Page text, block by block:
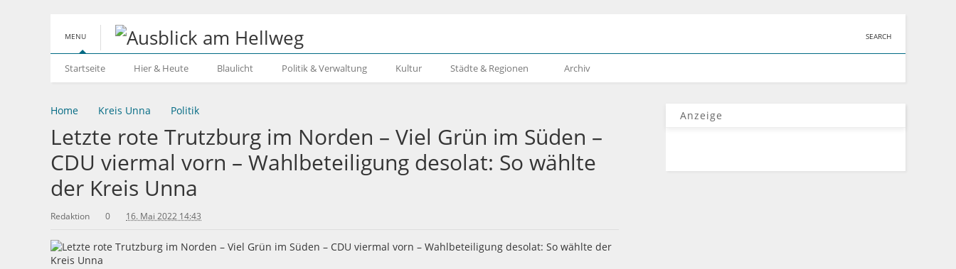
MENU SEARCH
Startseite Hier & Heute Blaulicht Politik & Verwaltung Kultur Städte & Regionen Archiv
Home Kreis Unna Politik
Letzte rote Trutzburg im Norden – Viel Grün im Süden –
CDU viermal vorn – Wahlbeteiligung desolat: So wählte
der Kreis Unna
Redaktion 0 16. Mai 2022 14:43
Anzeige